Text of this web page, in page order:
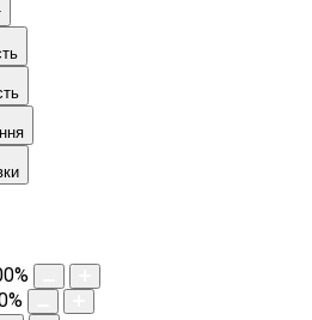
%
%